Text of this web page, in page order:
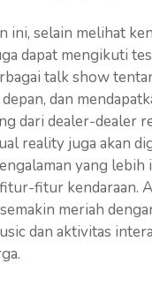
ini, selain melihat
dapat mengikuti
talk show
dan
dari dealer-dealer
reality juga akan
yang lebih
fitur kendaraan.
meriah
dan aktivitas